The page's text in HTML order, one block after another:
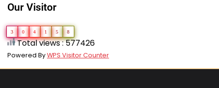
Our Visitor
3 0 4 1 5 8
Total views : 577426
Powered ByWPS Visitor Counter